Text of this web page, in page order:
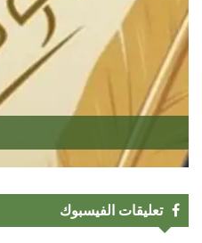
تعليقات الفيسبوك